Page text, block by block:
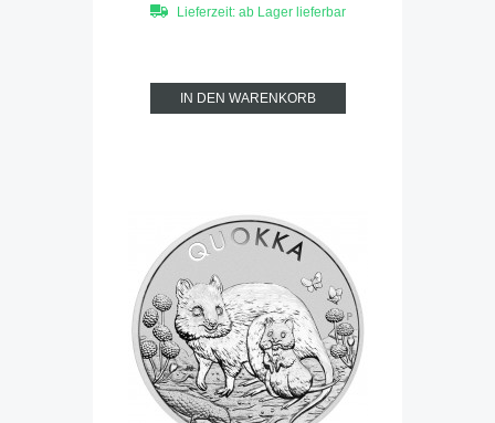
Lieferzeit: ab Lager lieferbar
IN DEN WARENKORB